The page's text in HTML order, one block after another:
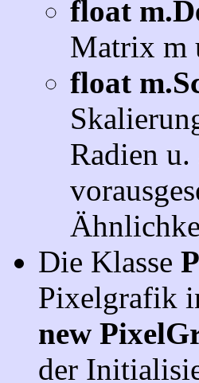
float
Matrix m
float
Radien
Die Klasse
Pixelgrafik
new
der